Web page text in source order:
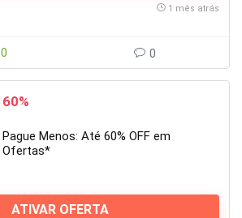
1 mês atrás
0 0
60%
Pague Menos: Até 60% OFF em
Ofertas*
ATIVAR OFERTA